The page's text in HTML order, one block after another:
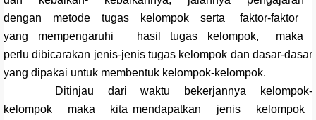
dengan metode tugas kelompok serta faktor-faktor
yang mempengaruhi hasil tugas kelompok, maka
perlu dibicarakan jenis-jenis tugas kelompok dan dasar-dasar
yang dipakai untuk membentuk kelompok-kelompok.
Ditinjau dari waktu bekerjannya kelompok-
kelompok maka kita mendapatkan jenis kelompok